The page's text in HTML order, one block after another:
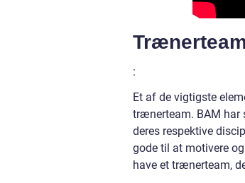
:
Et af de vigtigste
trænerteam. BAM har
deres respektive
gode til at motivere
have et trænerteam,